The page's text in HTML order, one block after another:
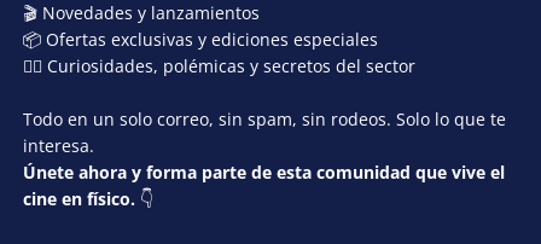
🎬 Novedades y lanzamientos
📦 Ofertas exclusivas y ediciones especiales
🕵️‍♂️ Curiosidades, polémicas y secretos del sector
Todo en un solo correo, sin spam, sin rodeos. Solo lo que te
interesa.
Únete ahora y forma parte de esta comunidad que vive el
cine en físico. 👇